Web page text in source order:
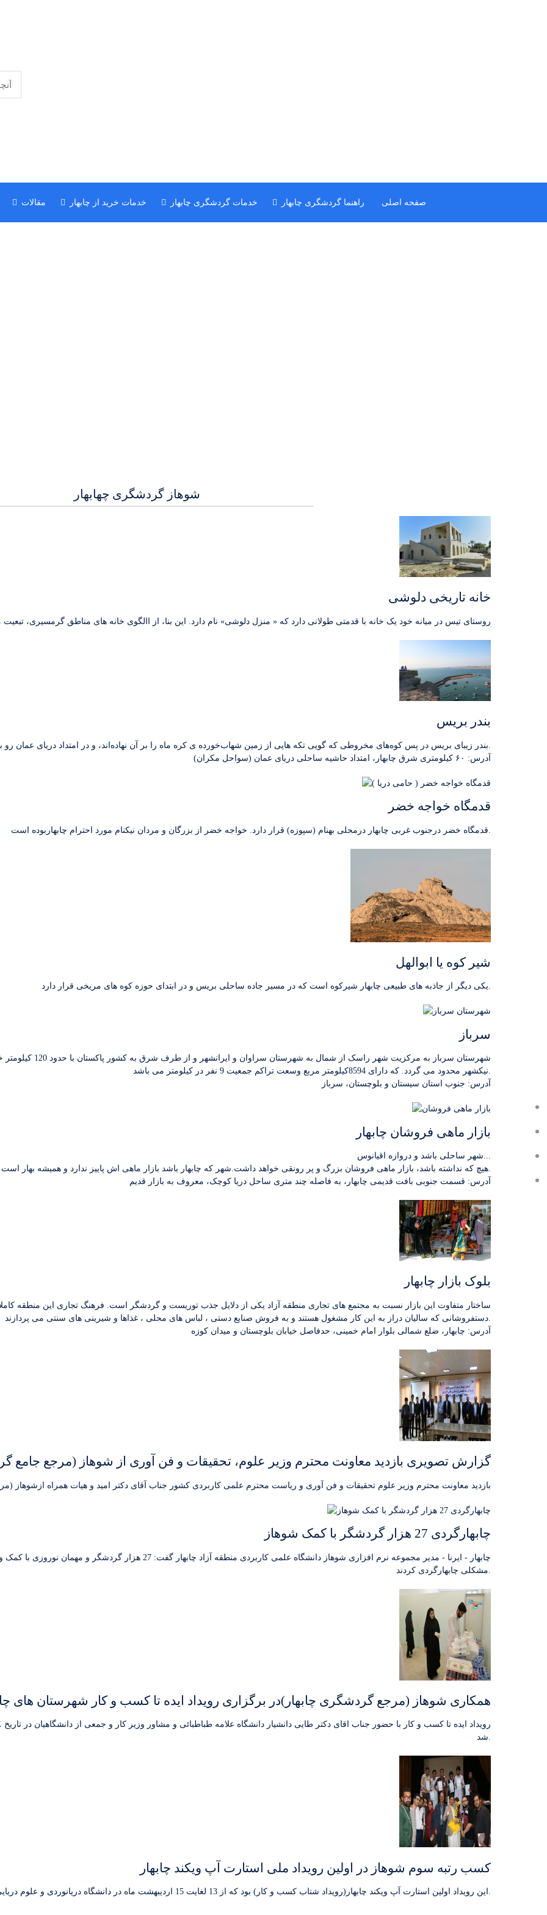
صفحه اصلی راهنما گردشگری چابهار خدمات گردشگری چابهار خدمات خرید از چابهار مقالات
شوهاز گردشگری چهابهار
خانه تاریخی دلوشی
روستای تیس در میانه خود یک خانه با قدمتی طولانی دارد که « منزل دلوشی» نام دارد. این بنا، از االگوی خانه های مناطق گرمسیری، تبعیت
بندر بریس
آدرس: ۶۰ کیلومتری شرق چابهار، امتداد حاشیه ساحلی دریای عمان (سواحل مکران)
قدمگاه خواجه خضر
شیر کوه یا ابوالهل
یکی دیگر از جاذبه های طبیعی چابهار شیرکوه است که در مسیر جاده ساحلی بریس و در ابتدای حوزه کوه های مریخی قرار دارد.
سرباز
شهرستان سرباز به
نیکشهر محدود می گردد. که دارای 8594کیلومتر مربع وسعت تراکم جمعیت 9 نفر در کیلومتر می باشد.
آدرس: جنوب استان سیستان و بلوچستان، سرباز
بازار ماهی فروشان چابهار
شهر ساحلی باشد و دروازه اقیانوس...
هیچ که نداشته باشد، بازار ماهی فروشان بزرگ و پر رونقی خواهد داشت.شهر که چابهار باشد بازار ماهی اش پاییز ندارد و همیشه بهار است.
آدرس: قسمت جنوبی بافت قدیمی چابهار، به فاصله چند متری ساحل دریا کوچک، معروف به بازار قدیم
بلوک بازار چابهار
ساختار متفاوت این بازار نسبت به مجتمع های تجاری منطقه آزاد یکی از دلایل جذب توریست و گردشگر است. فرهنگ تجاری این منطقه
آدرس: چابهار، ضلع شمالی بلوار امام خمینی، حدفاصل خیابان بلوچستان و میدان کوزه
گزارش تصویری بازدید معاونت محترم وزیر علوم، تحقیقات و فن آوری از شوهاز (مرجع جامع
بازدید معاونت محترم وزیر علوم تحقیقات و فن آوری و ریاست محترم علمی کاربردی کشور جناب آقای دکتر امید و هیات همراه ازشوهاز
چابهارگردی 27 هزار گردشگر با کمک شوهاز
چابهار - ایرنا - مدیر مجموعه نرم افزاری شوهاز دانشگاه علمی کاربردی منطقه
همکاری شوهاز (مرجع گردشگری چابهار)در برگزاری رویداد ایده تا کسب و کار شهرستان های
شد.
کسب رتبه سوم شوهاز در اولین رویداد ملی استارت آپ ویکند چابهار
این رویداد اولین استارت آپ ویکند چابهار(رویداد شتاب کسب و کار) بود که از 13 لغایت 15 اردیبهشت ماه در دانشگاه دریانوردی و علوم دریایی چابهار برگزار گردید.